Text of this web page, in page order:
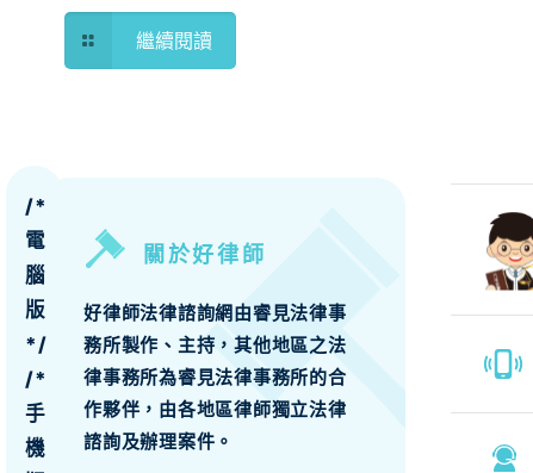
繼續閱讀
/*
電
腦
版
*/
/*
手
機
關於好律師
好律師法律諮詢網由睿見法律事
務所製作、主持，其他地區之法
律事務所為睿見法律事務所的合
作夥伴，由各地區律師獨立法律
諮詢及辦理案件。